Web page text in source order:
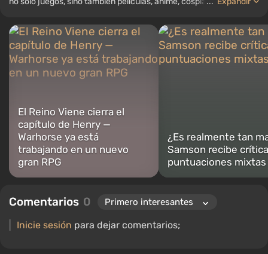
También soy el autor de varias reseñas, listas de los mejores,
compilaciones y otros artículos relacionados con los videojuegos.
Colecciono varios recuerdos de jugadores, incluyendo figuras,
carteles, consolas antiguas y más. Tengo un gran interés en los
videojuegos retro. He estado jugando desde principios de los
El Reino Viene cierra el
capítulo de Henry —
Warhorse ya está
trabajando en un nuevo
gran RPG
¿Es realmente tan
Samson recibe
puntuaciones mixtas
Comentarios 0
Inicie sesión para dejar comentarios;